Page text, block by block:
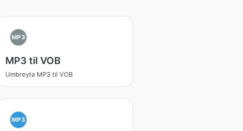
MP3
MP3 til VOB
Umbreyta MP3 til VOB
MP3